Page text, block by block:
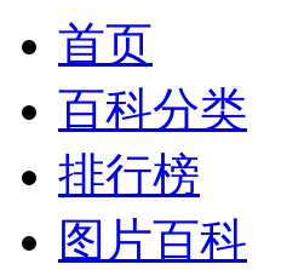
首页
百科分类
排行榜
图片百科